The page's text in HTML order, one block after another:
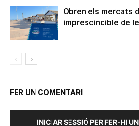
Obren els mercats
imprescindible de
FER UN COMENTARI
INICIAR SESSIÓ PER FER-HI